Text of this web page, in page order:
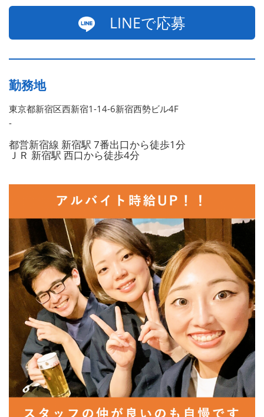
LINEで応募
勤務地
東京都新宿区西新宿1-14-6新宿西勢ビル4F
-
都営新宿線 新宿駅 7番出口から徒歩1分
ＪＲ 新宿駅 西口から徒歩4分